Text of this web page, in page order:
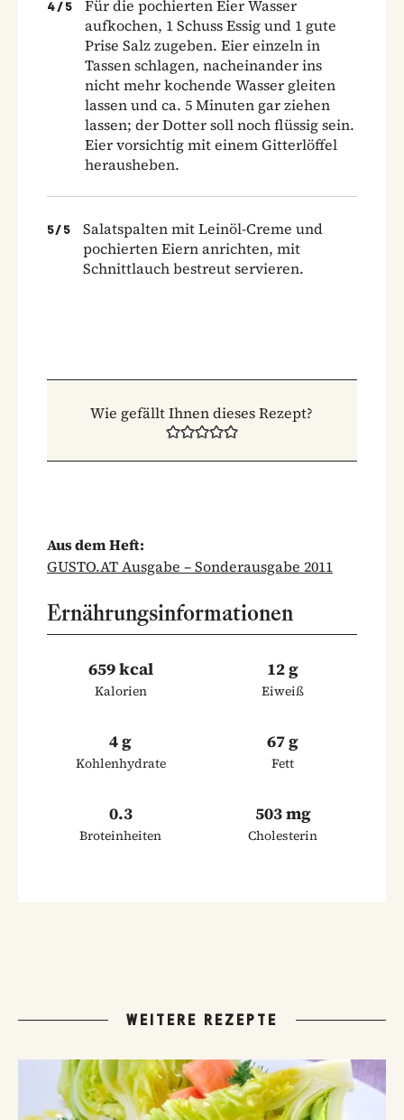
4 / 5
Für die pochierten Eier Wasser
aufkochen, 1 Schuss Essig und 1 gute
Prise Salz zugeben. Eier einzeln in
Tassen schlagen, nacheinander ins
nicht mehr kochende Wasser gleiten
lassen und ca. 5 Minuten gar ziehen
lassen; der Dotter soll noch flüssig sein.
Eier vorsichtig mit einem Gitterlöffel
herausheben.
5/ 5
Salatspalten mit Leinöl-Creme und
pochierten Eiern anrichten, mit
Schnittlauch bestreut servieren.
Wie gefällt Ihnen dieses Rezept?
Aus dem Heft:
GUSTO.AT Ausgabe – Sonderausgabe 2011
Ernährungsinformationen
659 kcal
Kalorien
12 g
Eiweiß
4 g
Kohlenhydrate
67 g
Fett
0.3
Broteinheiten
503 mg
Cholesterin
WEITERE REZEPTE